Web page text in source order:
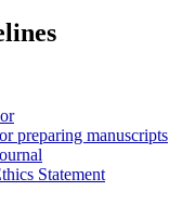
preparing manuscripts
Statement